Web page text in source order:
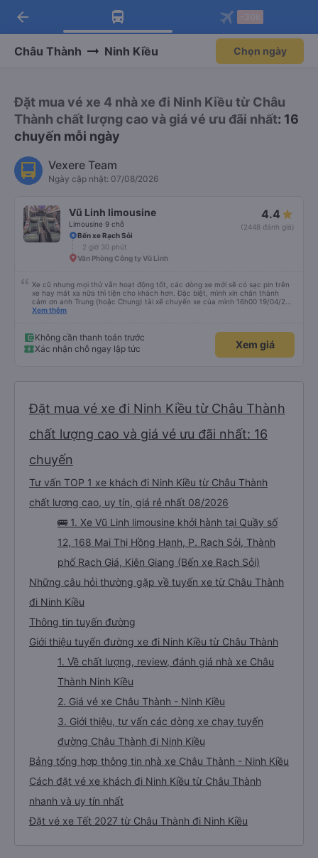
Tải app Vexere ngay!
Nhận ưu đãi thành viên độc
Mở app
Tải app Vexere
-30k/ghế khi đặt vé máy bay qua
Mở app
arrow_back
Châu Thành Ninh Kiều Chọn ngày
Đặt mua vé xe 4 nhà xe đi Ninh Kiều từ Châu
Thành chất lượng cao và giá vé ưu đãi nhất: 16
chuyến mỗi ngày
Vexere Team
Ngày cập nhật: 07/08/2026
Vũ Linh limousine
Limousine 9 chỗ
4.4
(2448 đánh giá)
Bến xe Rạch Sỏi
2 giờ 30 phút
Văn Phòng Công ty Vũ Linh
Xe cũ nhưng mọi thứ vẫn hoạt động tốt, các dòng xe mới sẽ có sạc pin trên
xe hay mát xa nữa thì tiện cho khách hơn. Đặc biệt, mình xin chân thành
cảm ơn anh Trung (hoặc Chung) tài xế chuyến xe của mình 16h00 19/04/26
đã nhiệt tình giúp đỡ mình nhận lại điện thoại và ví bỏ quên ở văn phòng Cao
đồ của mình được đựng trong hộp, bọc kĩ, chống sốc, có dán nhãn đàng
hoàng. Rất cảm kích điều này.
Xem thêm
Không cần thanh toán trước
Xác nhận chỗ ngay lập tức
Xem giá
Đặt mua vé xe đi Ninh Kiều từ Châu Thành
chất lượng cao và giá vé ưu đãi nhất: 16
chuyến
Tư vấn TOP 1 xe khách đi Ninh Kiều từ Châu Thành
chất lượng cao, uy tín, giá rẻ nhất 08/2026
🚌 1. Xe Vũ Linh limousine khởi hành tại Quầy số
12, 168 Mai Thị Hồng Hạnh, P. Rạch Sỏi, Thành
phố Rạch Giá, Kiên Giang (Bến xe Rạch Sỏi)
Những câu hỏi thường gặp về tuyến xe từ Châu Thành
đi Ninh Kiều
Thông tin tuyến đường
Giới thiệu tuyến đường xe đi Ninh Kiều từ Châu Thành
1. Về chất lượng, review, đánh giá nhà xe Châu
Thành Ninh Kiều
2. Giá vé xe Châu Thành - Ninh Kiều
3. Giới thiệu, tư vấn các dòng xe chạy tuyến
đường Châu Thành đi Ninh Kiều
Bảng tổng hợp thông tin nhà xe Châu Thành - Ninh Kiều
Cách đặt vé xe khách đi Ninh Kiều từ Châu Thành
nhanh và uy tín nhất
Đặt vé xe Tết 2027 từ Châu Thành đi Ninh Kiều